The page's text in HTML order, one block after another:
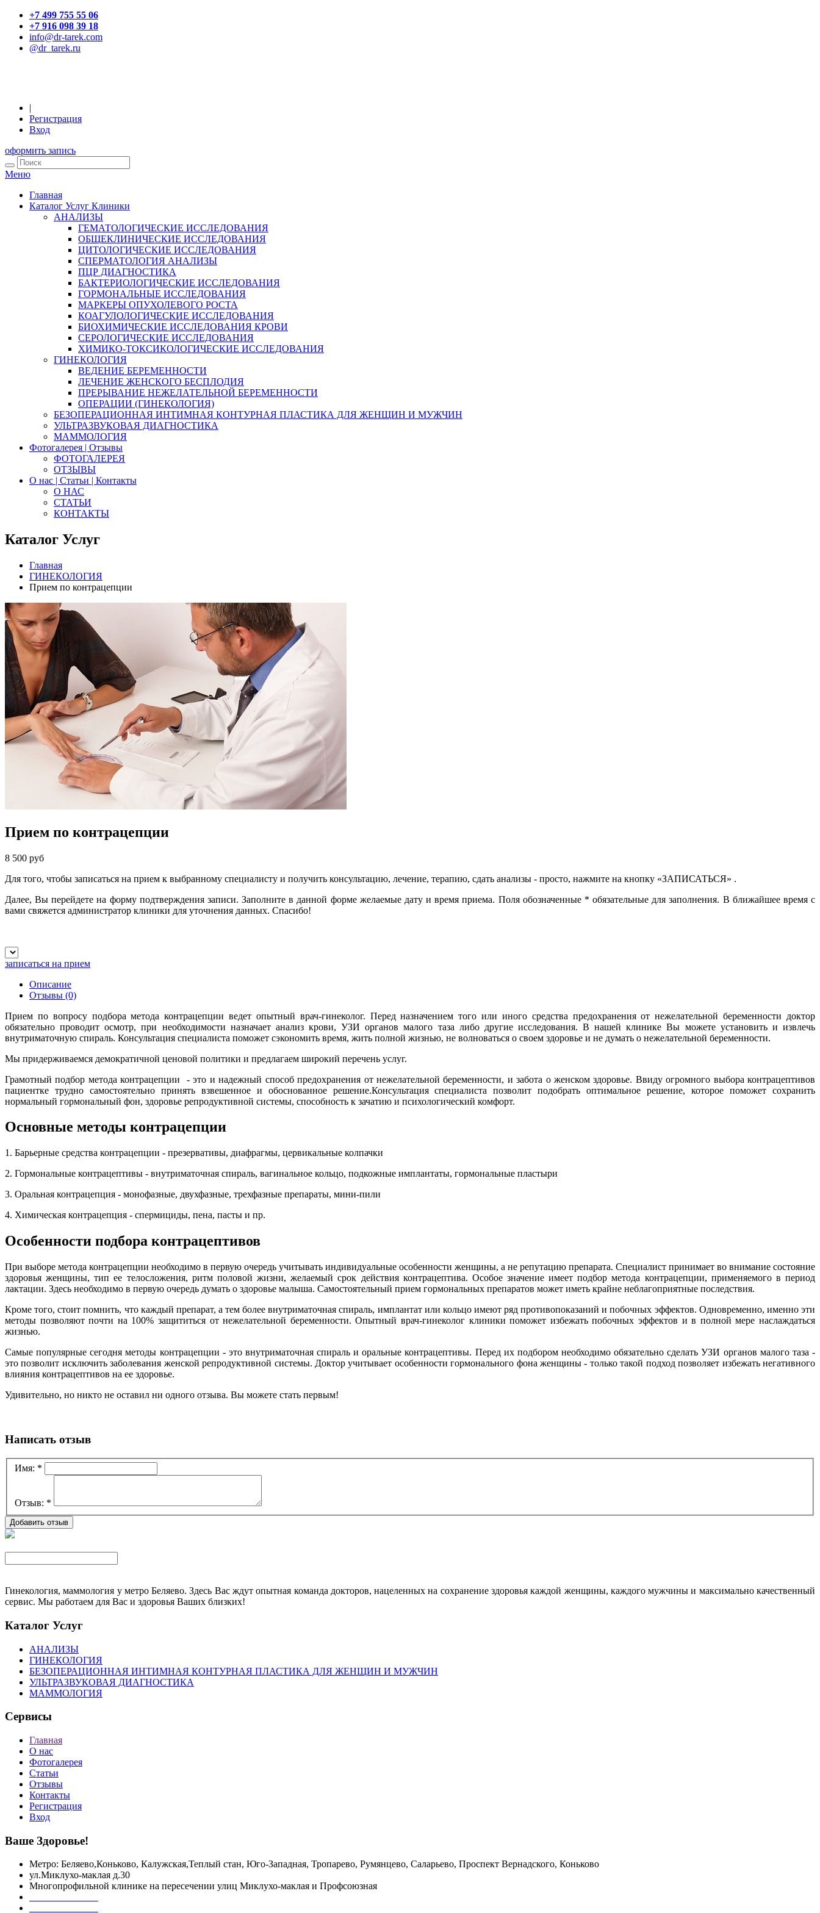
+7 499 755 55 06
+7 916 098 39 18
info@dr-tarek.com
@dr_tarek.ru
|
Регистрация
Вход
оформить запись
Меню
Главная
Каталог Услуг Клиники
АНАЛИЗЫ
ГЕМАТОЛОГИЧЕСКИЕ ИССЛЕДОВАНИЯ
ОБЩЕКЛИНИЧЕСКИЕ ИССЛЕДОВАНИЯ
ЦИТОЛОГИЧЕСКИЕ ИССЛЕДОВАНИЯ
СПЕРМАТОЛОГИЯ АНАЛИЗЫ
ПЦР ДИАГНОСТИКА
БАКТЕРИОЛОГИЧЕСКИЕ ИССЛЕДОВАНИЯ
ГОРМОНАЛЬНЫЕ ИССЛЕДОВАНИЯ
МАРКЕРЫ ОПУХОЛЕВОГО РОСТА
КОАГУЛОЛОГИЧЕСКИЕ ИССЛЕДОВАНИЯ
БИОХИМИЧЕСКИЕ ИССЛЕДОВАНИЯ КРОВИ
СЕРОЛОГИЧЕСКИЕ ИССЛЕДОВАНИЯ
ХИМИКО-ТОКСИКОЛОГИЧЕСКИЕ ИССЛЕДОВАНИЯ
ГИНЕКОЛОГИЯ
ВЕДЕНИЕ БЕРЕМЕННОСТИ
ЛЕЧЕНИЕ ЖЕНСКОГО БЕСПЛОДИЯ
ПРЕРЫВАНИЕ НЕЖЕЛАТЕЛЬНОЙ БЕРЕМЕННОСТИ
ОПЕРАЦИИ (ГИНЕКОЛОГИЯ)
БЕЗОПЕРАЦИОННАЯ ИНТИМНАЯ КОНТУРНАЯ ПЛАСТИКА ДЛЯ ЖЕНЩИН И МУЖЧИН
УЛЬТРАЗВУКОВАЯ ДИАГНОСТИКА
МАММОЛОГИЯ
Фотогалерея | Отзывы
ФОТОГАЛЕРЕЯ
ОТЗЫВЫ
О нас | Статьи | Контакты
О НАС
СТАТЬИ
КОНТАКТЫ
Каталог Услуг
Главная
ГИНЕКОЛОГИЯ
Прием по контрацепции
Прием по контрацепции
8 500 руб
Для того, чтобы записаться на прием к выбранному специалисту и получить консультацию, лечение, терапию, сдать анализы - просто, нажмите на кнопку «ЗАПИСАТЬСЯ» .
Далее, Вы перейдете на форму подтверждения записи. Заполните в данной форме желаемые дату и время приема. Поля обозначенные * обязательные для заполнения. В ближайшее время с
вами свяжется администратор клиники для уточнения данных. Спасибо!
записаться на прием
Описание
Отзывы (0)
Прием по вопросу подбора метода контрацепции ведет опытный врач-гинеколог. Перед назначением того или иного средства предохранения от нежелательной беременности доктор
обязательно проводит осмотр, при необходимости назначает анализ крови, УЗИ органов малого таза либо другие исследования. В нашей клинике Вы можете установить и извлечь
внутриматочную спираль. Консультация специалиста поможет сэкономить время, жить полной жизнью, не волноваться о своем здоровье и не думать о нежелательной беременности.
Мы придерживаемся демократичной ценовой политики и предлагаем широкий перечень услуг.
Грамотный подбор метода контрацепции - это и надежный способ предохранения от нежелательной беременности, и забота о женском здоровье. Ввиду огромного выбора контрацептивов
пациентке трудно самостоятельно принять взвешенное и обоснованное решение.Консультация специалиста позволит подобрать оптимальное решение, которое поможет сохранить
нормальный гормональный фон, здоровье репродуктивной системы, способность к зачатию и психологический комфорт.
Основные методы контрацепции
1. Барьерные средства контрацепции - презервативы, диафрагмы, цервикальные колпачки
2. Гормональные контрацептивы - внутриматочная спираль, вагинальное кольцо, подкожные имплантаты, гормональные пластыри
3. Оральная контрацепция - монофазные, двухфазные, трехфазные препараты, мини-пили
4. Химическая контрацепция - спермициды, пена, пасты и пр.
Особенности подбора контрацептивов
При выборе метода контрацепции необходимо в первую очередь учитывать индивидуальные особенности женщины, а не репутацию препарата. Специалист принимает во внимание состояние
здоровья женщины, тип ее телосложения, ритм половой жизни, желаемый срок действия контрацептива. Особое значение имеет подбор метода контрацепции, применяемого в период
лактации. Здесь необходимо в первую очередь думать о здоровье малыша. Самостоятельный прием гормональных препаратов может иметь крайне неблагоприятные последствия.
Кроме того, стоит помнить, что каждый препарат, а тем более внутриматочная спираль, имплантат или кольцо имеют ряд противопоказаний и побочных эффектов. Одновременно, именно эти
методы позволяют почти на 100% защититься от нежелательной беременности. Опытный врач-гинеколог клиники поможет избежать побочных эффектов и в полной мере наслаждаться
жизнью.
Самые популярные сегодня методы контрацепции - это внутриматочная спираль и оральные контрацептивы. Перед их подбором необходимо обязательно сделать УЗИ органов малого таза -
это позволит исключить заболевания женской репродуктивной системы. Доктор учитывает особенности гормонального фона женщины - только такой подход позволяет избежать негативного
влияния контрацептивов на ее здоровье.
Удивительно, но никто не оставил ни одного отзыва. Вы можете стать первым!
Написать отзыв
Имя: *
Отзыв: *
Гинекология, маммология у метро Беляево. Здесь Вас ждут опытная команда докторов, нацеленных на сохранение здоровья каждой женщины, каждого мужчины и максимально качественный
сервис. Мы работаем для Вас и здоровья Ваших близких!
Каталог Услуг
АНАЛИЗЫ
ГИНЕКОЛОГИЯ
БЕЗОПЕРАЦИОННАЯ ИНТИМНАЯ КОНТУРНАЯ ПЛАСТИКА ДЛЯ ЖЕНЩИН И МУЖЧИН
УЛЬТРАЗВУКОВАЯ ДИАГНОСТИКА
МАММОЛОГИЯ
Сервисы
Главная
О нас
Фотогалерея
Статьи
Отзывы
Контакты
Регистрация
Вход
Ваше Здоровье!
Метро: Беляево,Коньково, Калужская,Теплый стан, Юго-Западная, Тропарево, Румянцево, Саларьево, Проспект Вернадского, Коньково
ул.Миклухо-маклая д.30
Многопрофильной клинике на пересечении улиц Миклухо-маклая и Профсоюзная